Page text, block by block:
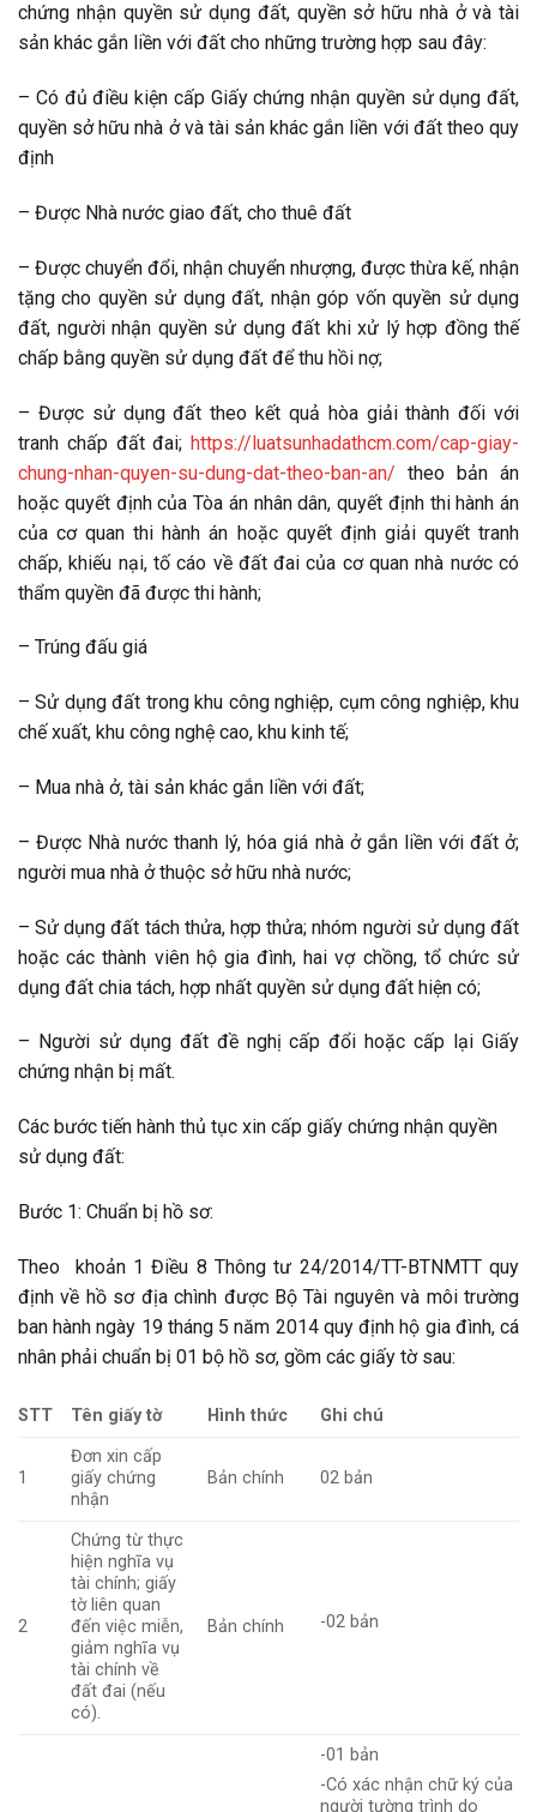
chứng nhận quyền sử dụng đất, quyền sở hữu nhà ở và tài
sản khác gắn liền với đất cho những trường hợp sau đây:
– Có đủ điều kiện cấp Giấy chứng nhận quyền sử dụng đất,
quyền sở hữu nhà ở và tài sản khác gắn liền với đất theo quy
định
– Được Nhà nước giao đất, cho thuê đất
– Được chuyển đổi, nhận chuyển nhượng, được thừa kế, nhận
tặng cho quyền sử dụng đất, nhận góp vốn quyền sử dụng
đất, người nhận quyền sử dụng đất khi xử lý hợp đồng thế
chấp bằng quyền sử dụng đất để thu hồi nợ;
– Được sử dụng đất theo kết quả hòa giải thành đối với
tranh chấp đất đai; https://luatsunhadathcm.com/cap-giay-
chung-nhan-quyen-su-dung-dat-theo-ban-an/ theo bản án
hoặc quyết định của Tòa án nhân dân, quyết định thi hành án
của cơ quan thi hành án hoặc quyết định giải quyết tranh
chấp, khiếu nại, tố cáo về đất đai của cơ quan nhà nước có
thẩm quyền đã được thi hành;
– Trúng đấu giá
– Sử dụng đất trong khu công nghiệp, cụm công nghiệp, khu
chế xuất, khu công nghệ cao, khu kinh tế;
– Mua nhà ở, tài sản khác gắn liền với đất;
– Được Nhà nước thanh lý, hóa giá nhà ở gắn liền với đất ở;
người mua nhà ở thuộc sở hữu nhà nước;
– Sử dụng đất tách thửa, hợp thửa; nhóm người sử dụng đất
hoặc các thành viên hộ gia đình, hai vợ chồng, tổ chức sử
dụng đất chia tách, hợp nhất quyền sử dụng đất hiện có;
– Người sử dụng đất đề nghị cấp đổi hoặc cấp lại Giấy
chứng nhận bị mất.
Các bước tiến hành thủ tục xin cấp giấy chứng nhận quyền
sử dụng đất:
Bước 1: Chuẩn bị hồ sơ:
Theo khoản 1 Điều 8 Thông tư 24/2014/TT-BTNMTT quy
định về hồ sơ địa chình được Bộ Tài nguyên và môi trường
ban hành ngày 19 tháng 5 năm 2014 quy định hộ gia đình, cá
nhân phải chuẩn bị 01 bộ hồ sơ, gồm các giấy tờ sau:
STT Tên giấy tờ Hình thức Ghi chú
1
Đơn xin cấp
giấy chứng
nhận
Bản chính 02 bản
2
Chứng từ thực
hiện nghĩa vụ
tài chính; giấy
tờ liên quan
đến việc miễn,
giảm nghĩa vụ
tài chính về
đất đai (nếu
có).
Bản chính -02 bản
-01 bản
-Có xác nhận chữ ký của
người tường trình do